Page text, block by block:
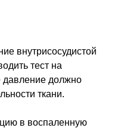
внутрисосудистой
тест на
должно
ткани.
в воспаленную